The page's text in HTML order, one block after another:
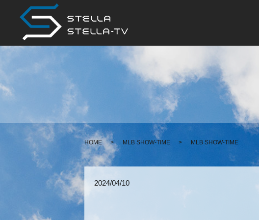
HOME MLB SHOW-TIME MLB SHOW-TIME
2024/04/10